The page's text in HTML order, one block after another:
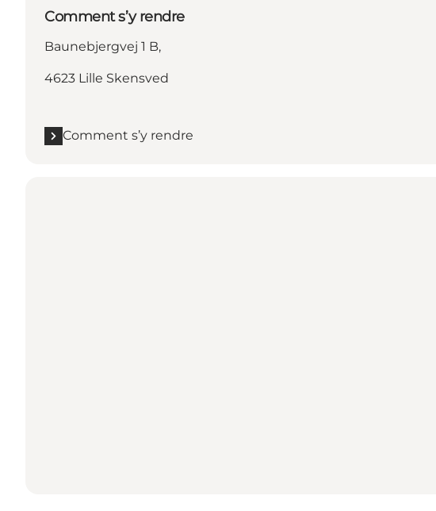
Comment s’y rendre
Baunebjergvej 1 B,
4623 Lille Skensved
Comment s’y rendre